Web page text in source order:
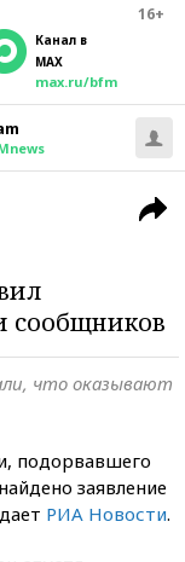
16+
Канал в
MAX
max.ru/bfm
сообщников
что оказывают
подорвавшего
заявление
РИА Новости.